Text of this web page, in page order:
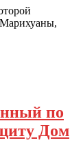
по
Дом